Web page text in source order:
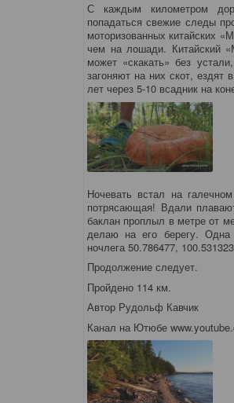
С каждым километром
попадаться свежие следы
моторизованных китайских
чем на лошади. Китайский
может «скакать» без
загоняют на них скот,
лет через 5-10 всадник на
Ночевать встал на
потрясающая! Вдали
баклан проплыл в метре от
делаю на его берегу.
ночлега 50.786477,
Продолжение следует.
Пройдено 114 км.
Автор Рудольф Кавчик
Канал на Ютюбе